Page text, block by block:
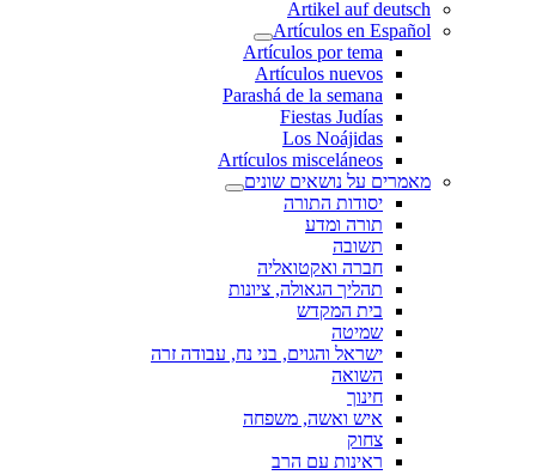
Artikel auf deutsch
Artículos en Español
Artículos por tema
Artículos nuevos
Parashá de la semana
Fiestas Judías
Los Noájidas
Artículos misceláneos
מאמרים על נושאים שונים
יסודות התורה
תורה ומדע
תשובה
חברה ואקטואליה
תהליך הגאולה, ציונות
בית המקדש
שמיטה
ישראל והגוים, בני נח, עבודה זרה
השואה
חינוך
איש ואשה, משפחה
צחוק
ראינות עם הרב